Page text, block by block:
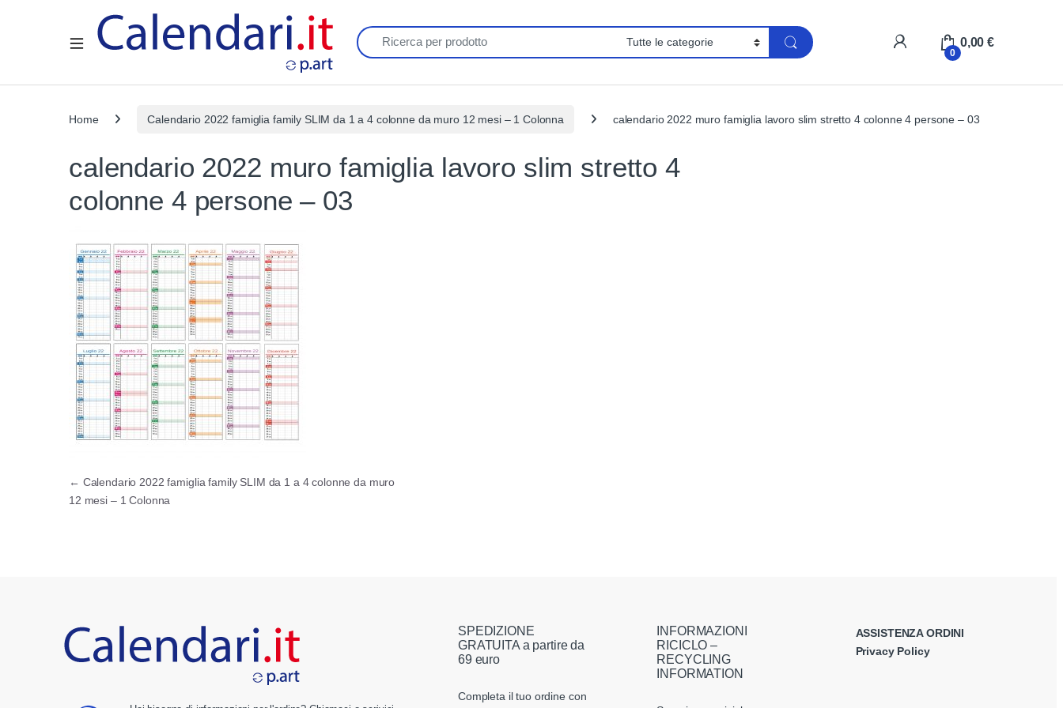
Open
Search for:
My Account
0
0,00€
Home Calendario 2022 famiglia family SLIM da 1 a 4 colonne da muro 12 mesi – 1 Colonna calendario 2022 muro famiglia lavoro slim stretto 4 colonne 4 persone – 03
calendario 2022 muro famiglia lavoro slim stretto 4
colonne 4 persone – 03
Navigazione articoli
← Calendario 2022 famiglia family SLIM da 1 a 4 colonne da muro
12 mesi – 1 Colonna
SPEDIZIONE
GRATUITA a partire da
69 euro
Completa il tuo ordine con
INFORMAZIONI
RICICLO –
RECYCLING
INFORMATION
ASSISTENZA ORDINI
Privacy Policy